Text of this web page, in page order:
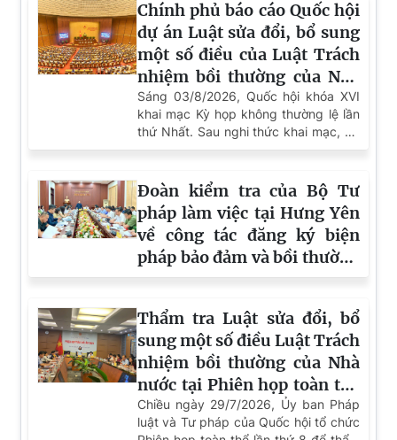
Trung tâm Đăng ký giao dịch, tài sản tại Thành
phố Hà Nội phát động đợt cao điểm nâng cao chất
lượng giải quyết thủ tục hành chính